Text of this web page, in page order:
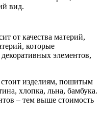
вид.
от качества материй,
которые
элементов,
изделиям, пошитым
хлопка, льна, бамбука.
– тем выше стоимость